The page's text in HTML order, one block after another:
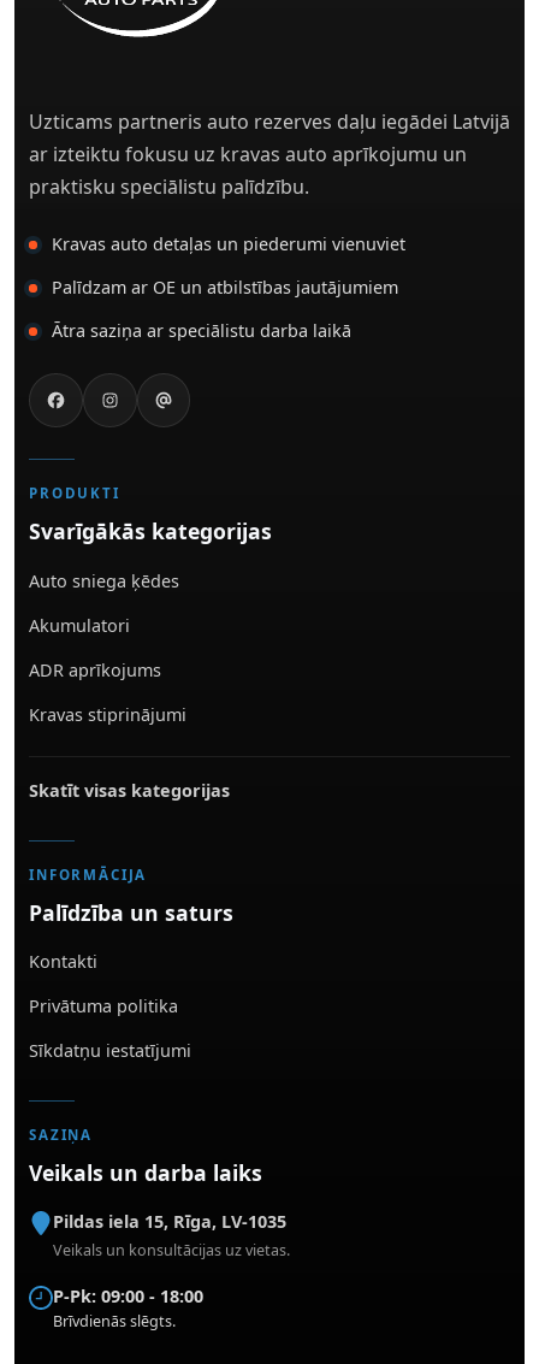
Uzticams partneris auto rezerves daļu iegādei Latvijā
ar izteiktu fokusu uz kravas auto aprīkojumu un
praktisku speciālistu palīdzību.
Kravas auto detaļas un piederumi vienuviet
Palīdzam ar OE un atbilstības jautājumiem
Ātra saziņa ar speciālistu darba laikā
PRODUKTI
Svarīgākās kategorijas
Auto sniega ķēdes
Akumulatori
ADR aprīkojums
Kravas stiprinājumi
Skatīt visas kategorijas
INFORMĀCIJA
Palīdzība un saturs
Kontakti
Privātuma politika
Sīkdatņu iestatījumi
SAZIŅA
Veikals un darba laiks
Pildas iela 15, Rīga, LV-1035
Veikals un konsultācijas uz vietas.
P-Pk: 09:00 - 18:00
Brīvdienās slēgts.